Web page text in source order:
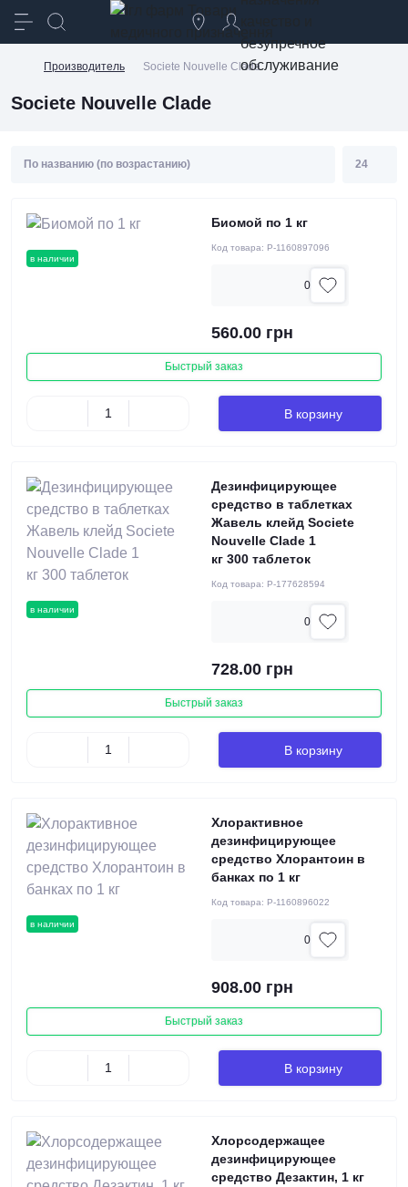
безупречное
обслуживание
Производитель Societe Nouvelle Clade
Societe Nouvelle Clade
в наличии
Биомой по 1 кг
Код товара: P-1160897096
0
560.00 грн
Быстрый заказ
В корзину
в наличии
Дезинфицирующее
средство в таблетках
Жавель клейд Societe
Nouvelle Clade 1
кг 300 таблеток
Код товара: P-177628594
0
728.00 грн
Быстрый заказ
В корзину
в наличии
Хлорактивное
дезинфицирующее
средство Хлорантоин в
банках по 1 кг
Код товара: P-1160896022
0
908.00 грн
Быстрый заказ
В корзину
Хлорсодержащее
дезинфицирующее
средство Дезактин, 1 кг